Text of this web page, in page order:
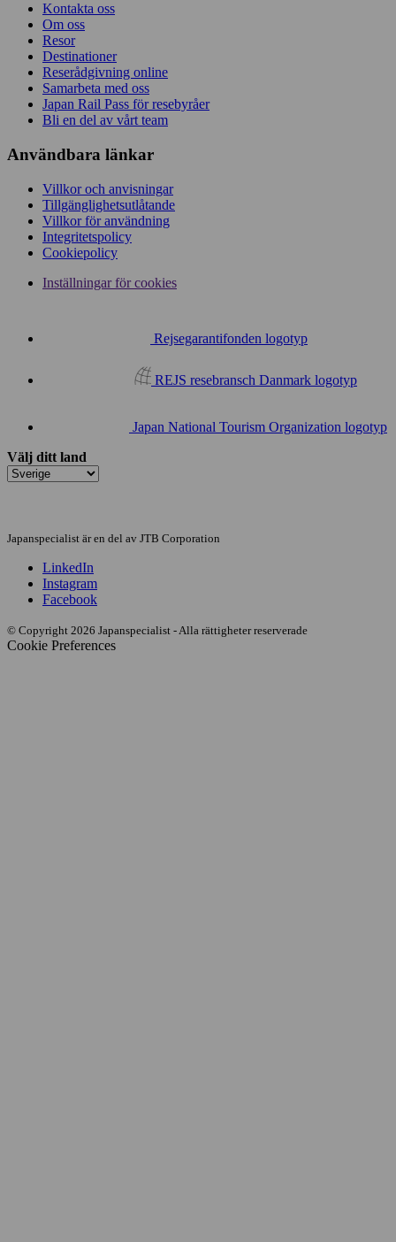
Kontakta oss
Om oss
Resor
Destinationer
Reserådgivning online
Samarbeta med oss
Japan Rail Pass för resebyråer
Bli en del av vårt team
Användbara länkar
Villkor och anvisningar
Tillgänglighetsutlåtande
Villkor för användning
Integritetspolicy
Cookiepolicy
Inställningar för cookies
Rejsegarantifonden logotyp
REJS resebransch Danmark logotyp
Japan National Tourism Organization logotyp
Välj ditt land
Japanspecialist är en del av JTB Corporation
LinkedIn
Instagram
Facebook
© Copyright 2026 Japanspecialist - Alla rättigheter reserverade
Cookie Preferences